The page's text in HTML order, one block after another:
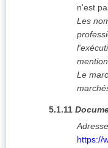
n'est
Les
Le
5.1.11
https://